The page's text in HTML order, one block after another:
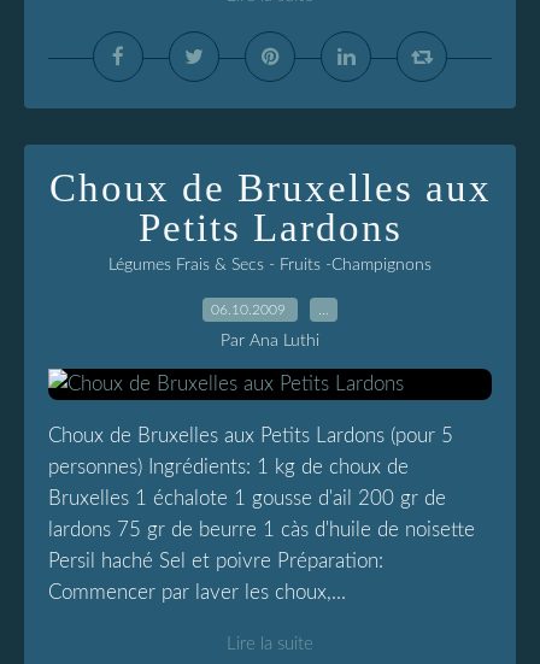
Choux de Bruxelles aux
Petits Lardons
Légumes Frais & Secs - Fruits -Champignons
06.10.2009
Par Ana Luthi
Choux de Bruxelles aux Petits Lardons (pour 5
personnes) Ingrédients: 1 kg de choux de
Bruxelles 1 échalote 1 gousse d'ail 200 gr de
lardons 75 gr de beurre 1 càs d'huile de noisette
Persil haché Sel et poivre Préparation:
Commencer par laver les choux,...
Lire la suite